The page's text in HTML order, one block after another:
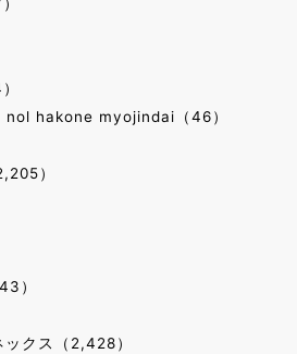
nol hakone myojindai（46）
）
）
ックス（2,428）